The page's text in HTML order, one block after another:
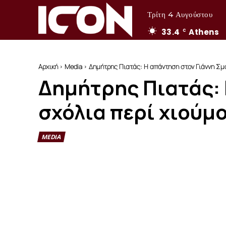
Τρίτη 4 Αυγούστου
33.4 C Athens
Αρχική Media Δημήτρης Πιατάς: Η απάντηση στον Γιάννη
Δημήτρης Πιατάς:
σχόλια περί
MEDIA